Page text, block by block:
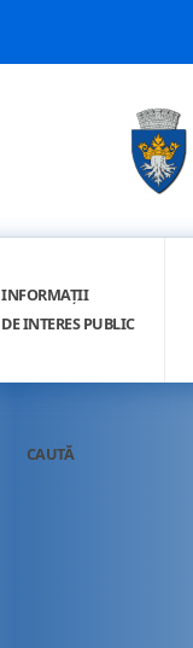
INFORMAȚII
DE INTERES PUBLIC
CAUTĂ